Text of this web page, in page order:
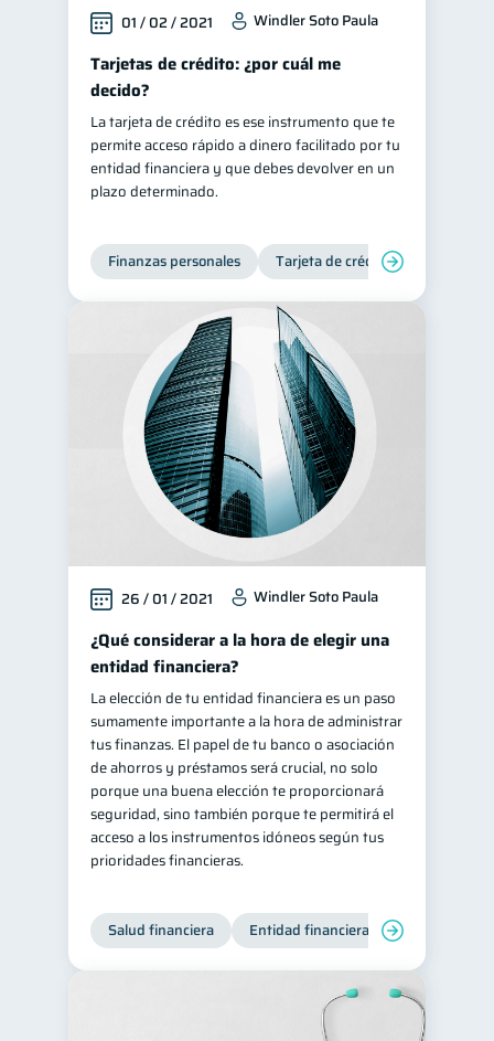
01 / 02 / 2021 Windler Soto Paula
Tarjetas de crédito: ¿por cuál me
decido?
La tarjeta de crédito es ese instrumento que te
permite acceso rápido a dinero facilitado por tu
entidad financiera y que debes devolver en un
plazo determinado.
Finanzas personales Tarjeta de crédito
26 / 01 / 2021 Windler Soto Paula
¿Qué considerar a la hora de elegir una
entidad financiera?
La elección de tu entidad financiera es un paso
sumamente importante a la hora de administrar
tus finanzas. El papel de tu banco o asociación
de ahorros y préstamos será crucial, no solo
porque una buena elección te proporcionará
seguridad, sino también porque te permitirá el
acceso a los instrumentos idóneos según tus
prioridades financieras.
Salud financiera Entidad financiera